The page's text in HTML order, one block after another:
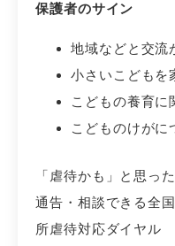
保護者のサイン
地域などと交流
小さいこどもを
こどもの養育に
こどものけがに
「虐待かも」と思っ
通告・相談できる全
所虐待対応ダイヤル